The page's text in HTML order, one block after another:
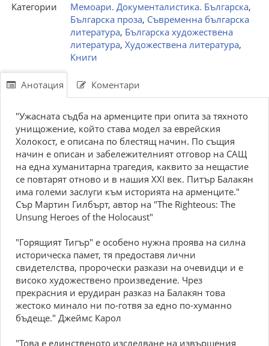
Категории
Мемоари. Документалистика. Българска,
Българска проза, Съвременна българска
литература, Българска художествена
литература, Художествена литература,
Книги
Анотация Коментари
"Ужасната съдба на арменците при опита за тяхното
унищожение, който става модел за еврейския
Холокост, е описана по блестящ начин. По същия
начин е описан и забележителният отговор на САЩ
на една хуманитарна трагедия, каквито за нещастие
се повтарят отново и в нашия XXI век. Питър Балакян
има големи заслуги към историята на арменците."
Сър Мартин Гилбърт, автор на "The Righteous: The
Unsung Heroes of the Holocaust"
"Горящият Тигър" е особено нужна проява на силна
историческа памет, тя предоставя лични
свидетелства, пророчески разкази на очевидци и е
високо художествено произведение. Чрез
прекрасния и ерудиран разказ на Балакян това
жестоко минало ни по-готвя за едно по-хуманно
бъдеще." Джеймс Карол
"Това е единственото изследване на извършения